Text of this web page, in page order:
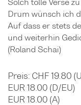
Solch tolle Verse
Drum wünsch ich
Auf dass er stets
und weiterhin
(Roland Schai)
Preis: CHF 19.80
EUR 18.00 (D/EU)
EUR 18.00 (A)